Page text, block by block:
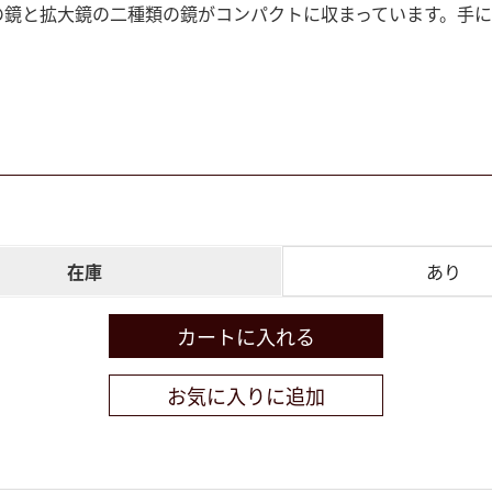
鏡と拡大鏡の二種類の鏡がコンパクトに収まっています
在庫 あり